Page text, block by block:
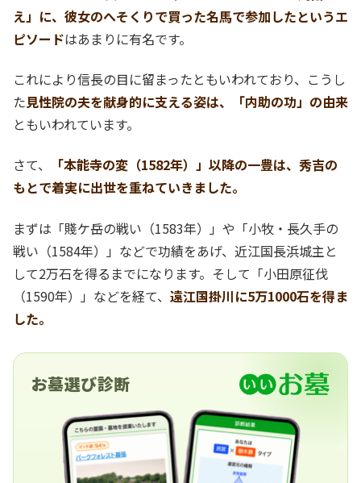
え」に、彼女のへそくりで買った名馬で参加したというエ
ピソードはあまりに有名です。
これにより信長の目に留まったともいわれており、こうし
た見性院の夫を献身的に支える姿は、「内助の功」の由来
ともいわれています。
さて、
「本能寺の変（1582年）」以降の一豊は、秀吉の
もとで着実に出世を重ねていきました。
まずは「賤ケ岳の戦い（1583年）」や「小牧・長久手の
戦い（1584年）」などで功績をあげ、近江国長浜城主と
して2万石を得るまでになります。そして「小田原征伐
（1590年）」などを経て、 遠江国掛川に5万1000石を得ま
した。
お墓選び診断